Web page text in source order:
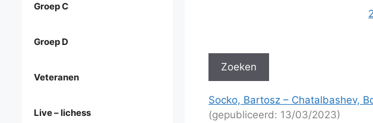
Socko, Bartosz – Chatalbashev,
(gepubliceerd: 13/03/2023)
Groep C
Groep D
Veteranen
Live – lichess